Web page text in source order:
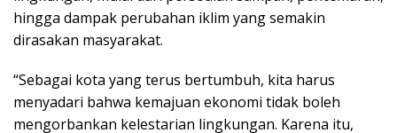
hingga dampak perubahan iklim yang semakin
dirasakan masyarakat.
“Sebagai kota yang terus bertumbuh, kita harus
menyadari bahwa kemajuan ekonomi tidak boleh
mengorbankan kelestarian lingkungan. Karena itu,